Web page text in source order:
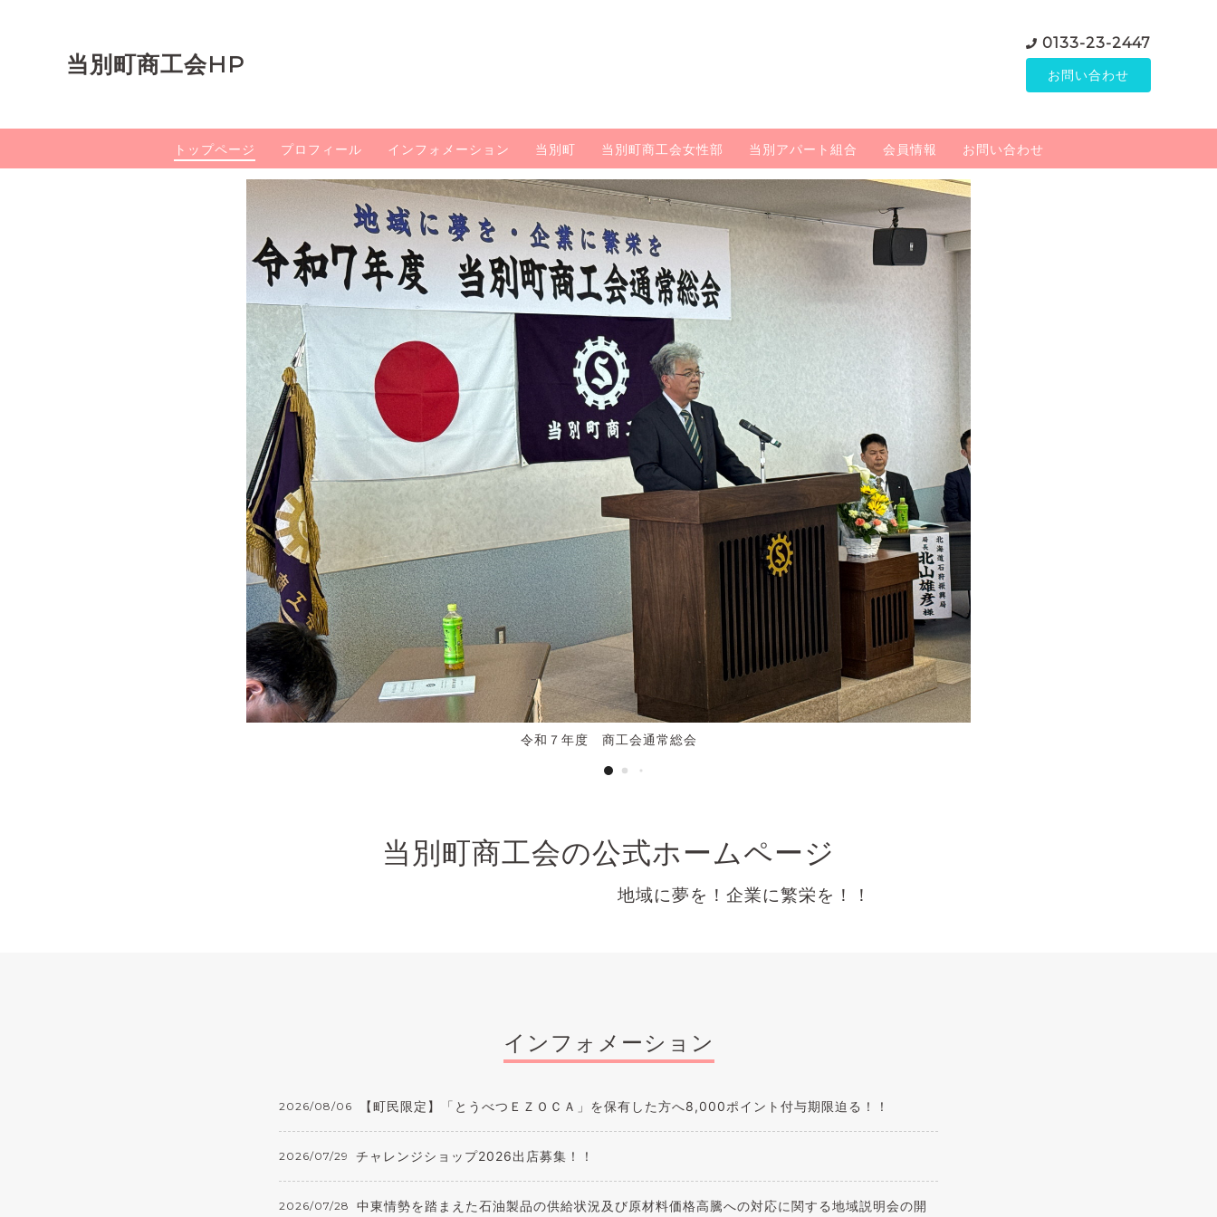
当別町商工会HP
0133-23-2447
お問い合わせ
トップページ プロフィール インフォメーション 当別町 当別町商工会女性部 当別アパート組合 会員情報 お問い合わせ
令和７年度 商工会通常総会
当別町商工会の公式ホームページ
地域に夢を！企業に繁栄を！！
インフォメーション
2026/08/06 【町民限定】「とうべつＥＺＯＣＡ」を保有した方へ8,000ポイント付与期限迫る！！
2026/07/29 チャレンジショップ2026出店募集！！
2026/07/28
中東情勢を踏まえた石油製品の供給状況及び原材料価格高騰への対応に関する地域説明会の開